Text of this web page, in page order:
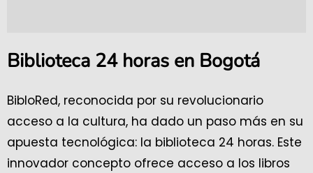
Biblioteca 24 horas en Bogotá
BibloRed, reconocida por su revolucionario
acceso a la cultura, ha dado un paso más en su
apuesta tecnológica: la biblioteca 24 horas. Este
innovador concepto ofrece acceso a los libros